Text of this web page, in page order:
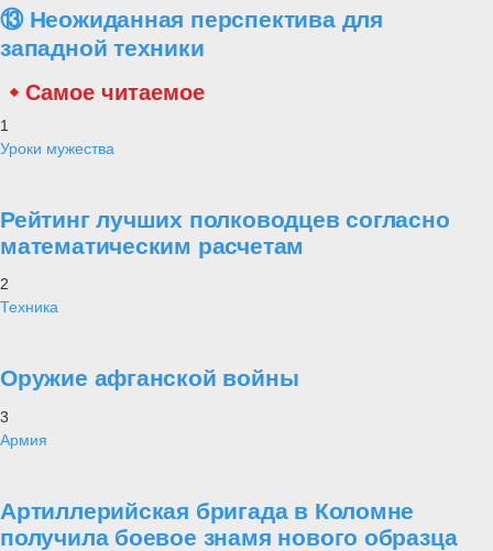
⑬ Неожиданная перспектива для
западной техники
Самое читаемое
1
Уроки мужества
Рейтинг лучших полководцев согласно
математическим расчетам
2
Техника
Оружие афганской войны
3
Армия
Артиллерийская бригада в Коломне
получила боевое знамя нового образца